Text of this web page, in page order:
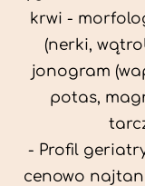
krwi -
(nerki,
jonogram
potas,
- Profil
cenowo